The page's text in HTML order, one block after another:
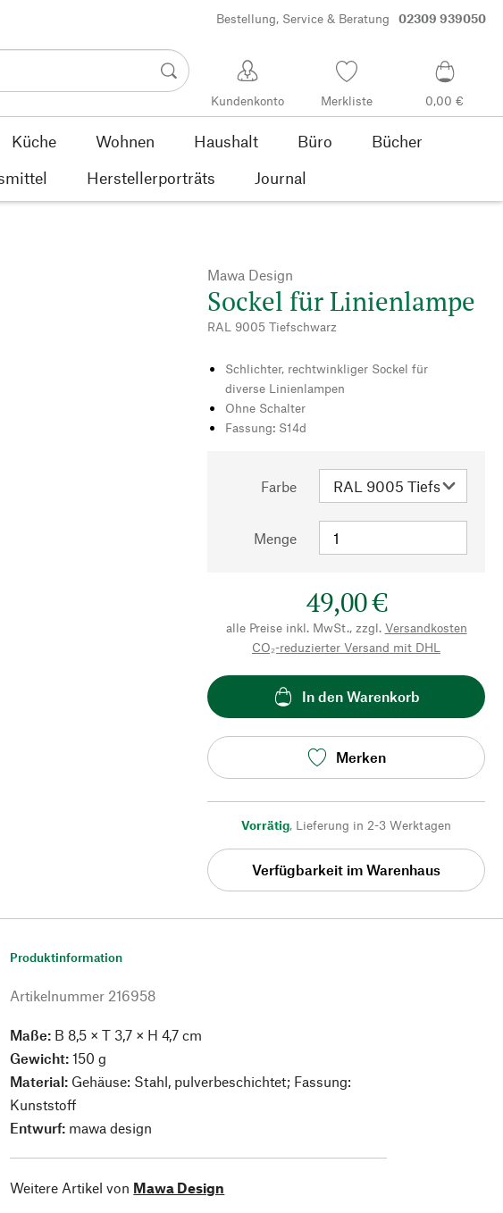
Bestellung, Service & Beratung 02309 939050
Kundenkonto Merkliste 0,00 €
Küche Wohnen Haushalt Büro
Bücher
Herstellerporträts Journal
Mawa Design
Sockel für Linienlampe
RAL 9005 Tiefschwarz
Schlichter, rechtwinkliger Sockel für
diverse Linienlampen
Ohne Schalter
Fassung: S14d
Farbe
Menge
49,00 €
alle Preise inkl. MwSt., zzgl. Versandkosten
CO₂-reduzierter Versand mit DHL
In den Warenkorb
Merken
Vorrätig, Lieferung in 2-3 Werktagen
Verfügbarkeit im Warenhaus
Produktinformation
Artikelnummer 216958
Maße: B 8,5 × T 3,7 × H 4,7 cm
Gewicht: 150 g
Material: Gehäuse: Stahl, pulverbeschichtet; Fassung:
Kunststoff
Entwurf: mawa design
Weitere Artikel von Mawa Design